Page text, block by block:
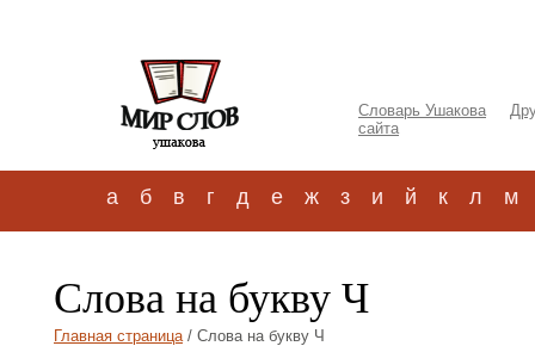
Словарь Ушакова
сайта
а б в г д е ж з и й к л м
Слова на букву Ч
Главная страница/ Слова на букву Ч